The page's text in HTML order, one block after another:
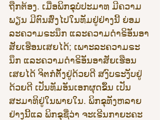
ຖືກຕ້ອງ. ເມື່ອພິກຂຸບໍ່ປະມາທ ມີຄວາມ
ພຽນ ມີຕົນສົ່ງໄປໃນທັມຢູ່ຢ່າງນີ້ ຍ່ອມ
ລະຄວາມຣະນຶກ ແລະຄວາມດຳຣິອັນອາ
ສັຍເຮືອນເສຍໄດ້; ເພາະລະຄວາມຣະ
ນຶກ ແລະຄວາມດຳຣິອັນອາສັຍເຮືອນ
ເສຍໄດ້ ຈິຕກໍຕັ້ງຢູ່ດ້ວຍດີ ສງົບຣະງັບຢູ່
ດ້ວຍດີ ເປັນທັມອັນເອກຜຸດຂຶ້ນ ເປັນ
ສະມາທິຢູ່ໃນພາຍໃນ. ພິກຂຸທັງຫລາຍ
ຢ່າງນີ້ແລ ພິກຂຸຊື່ວ່າ ຈະເຣີນກາຍະຄະ